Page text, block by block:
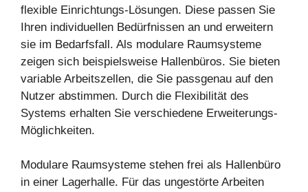
flexible Einrichtungs-Lösungen. Diese passen Sie
Ihren individuellen Bedürfnissen an und erweitern
sie im Bedarfsfall. Als modulare Raumsysteme
zeigen sich beispielsweise Hallenbüros. Sie bieten
variable Arbeitszellen, die Sie passgenau auf den
Nutzer abstimmen. Durch die Flexibilität des
Systems erhalten Sie verschiedene Erweiterungs-
Möglichkeiten.
Modulare Raumsysteme stehen frei als Hallenbüro
in einer Lagerhalle. Für das ungestörte Arbeiten